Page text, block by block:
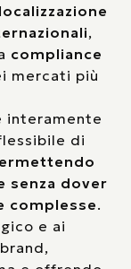
localizzazione
,
compliance
mercati più
interamente
di
senza dover
complesse.
e ai